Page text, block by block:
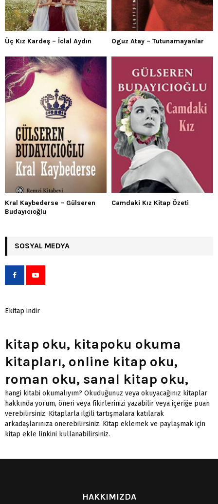
Üç Kız Kardeş – İclal Aydın Oguz Atay – Tutunamayanlar
Kral Kaybederse – Gülseren
Budayıcıoğlu
Camdaki Kız Kitap Özeti
SOSYAL MEDYA
Ekitap indir
kitap oku, kitapoku okuma
kitapları, online kitap oku,
roman oku, sanal kitap oku,
hangi kitabi okumalıyım? Okuduğunuz veya okuyacağınız kitaplar
hakkında yorum, öneri veya fikirlerinizi yazabilir veya içeriğe puan
verebilirsiniz. Kitaplarla ilgili tartışmalara katılarak
arkadaşlarınıza önerebilirsiniz. Kitap eklemek ve paylaşmak için
kitap ekle linkini kullanabilirsiniz.
HAKKIMIZDA